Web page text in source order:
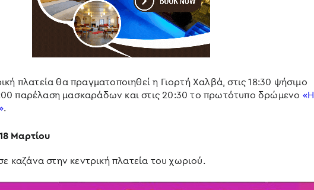
πλατεία θα πραγματοποιηθεί η Γιορτή Χαλβά, στις 18:30 ψήσιμο
παρέλαση μασκαράδων και στις 20:30 το πρωτότυπο δρώμενο «Η
.
Μαρτίου
καζάνα στην κεντρική πλατεία του χωριού.